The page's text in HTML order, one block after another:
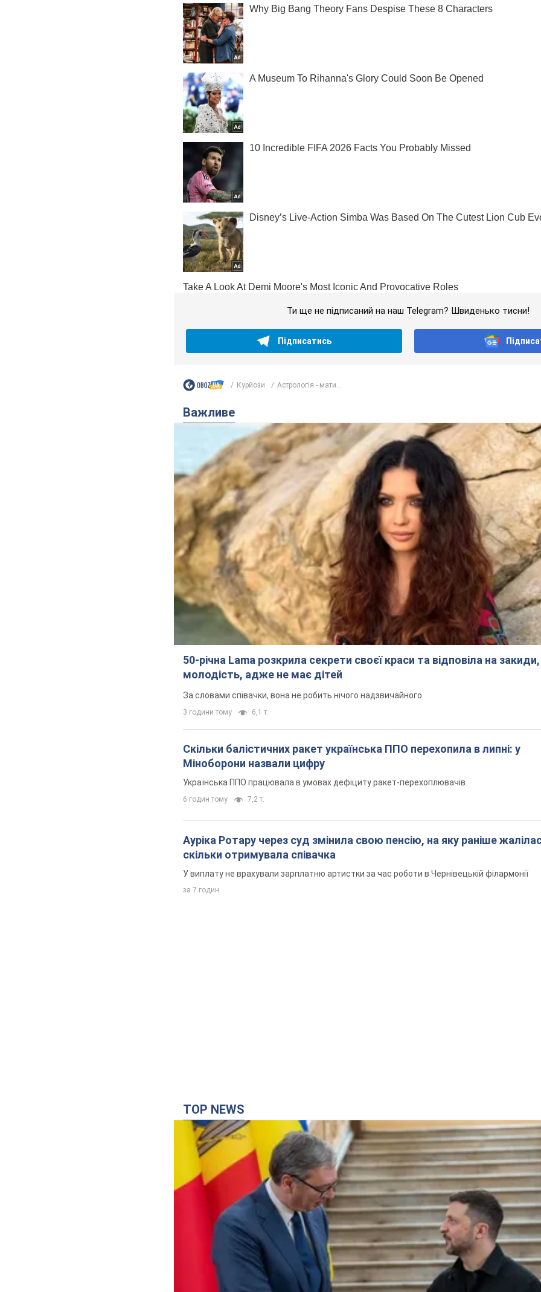
Ти ще не підписаний на наш Telegram? Швиденько тисни!
Підписатись
Курйози Астрологія - мати...
Важливе
50-річна Lama розкрила секрети своєї краси та відповіла на
молодість, адже не має дітей
За словами співачки, вона не робить нічого надзвичайного
3 години тому 6,1 т.
Скільки балістичних ракет українська ППО перехопила в липні: у
Міноборони назвали цифру
Українська ППО працювала в умовах дефіциту ракет-перехоплювачів
6 годин тому 7,2 т.
Ауріка Ротару через суд змінила свою пенсію, на яку раніше
скільки отримувала співачка
У виплату не врахували зарплатню артистки за час роботи в Чернівецькій філармонії
за 7 годин
TOP NEWS